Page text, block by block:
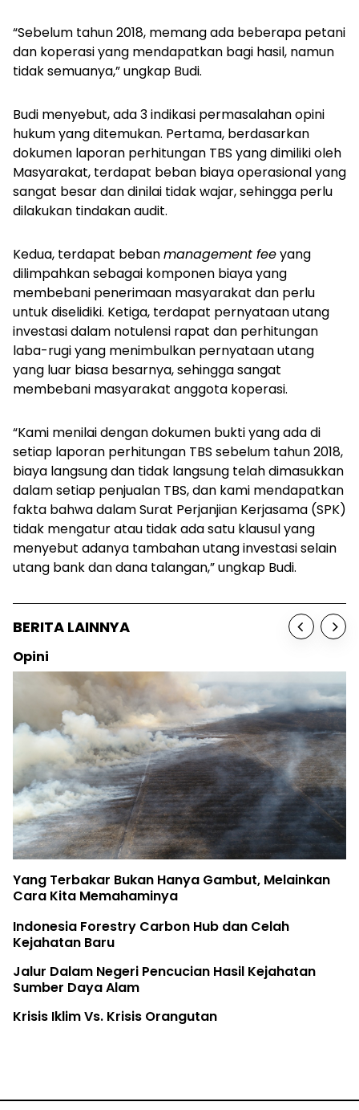
“Sebelum tahun 2018, memang ada beberapa petani
dan koperasi yang mendapatkan bagi hasil, namun
tidak semuanya,” ungkap Budi.
Budi menyebut, ada 3 indikasi permasalahan opini
hukum yang ditemukan. Pertama, berdasarkan
dokumen laporan perhitungan TBS yang dimiliki oleh
Masyarakat, terdapat beban biaya operasional yang
sangat besar dan dinilai tidak wajar, sehingga perlu
dilakukan tindakan audit.
Kedua, terdapat bebanmanagement feeyang
dilimpahkan sebagai komponen biaya yang
membebani penerimaan masyarakat dan perlu
untuk diselidiki. Ketiga, terdapat pernyataan utang
investasi dalam notulensi rapat dan perhitungan
laba-rugi yang menimbulkan pernyataan utang
yang luar biasa besarnya, sehingga sangat
membebani masyarakat anggota koperasi.
“Kami menilai dengan dokumen bukti yang ada di
setiap laporan perhitungan TBS sebelum tahun 2018,
biaya langsung dan tidak langsung telah dimasukkan
dalam setiap penjualan TBS, dan kami mendapatkan
fakta bahwa dalam Surat Perjanjian Kerjasama (SPK)
tidak mengatur atau tidak ada satu klausul yang
menyebut adanya tambahan utang investasi selain
utang bank dan dana talangan,” ungkap Budi.
BERITA LAINNYA
Opini
Yang Terbakar Bukan Hanya Gambut, Melainkan
Cara Kita Memahaminya
Indonesia Forestry Carbon Hub dan Celah
Kejahatan Baru
Jalur Dalam Negeri Pencucian Hasil Kejahatan
Sumber Daya Alam
Krisis Iklim Vs. Krisis Orangutan